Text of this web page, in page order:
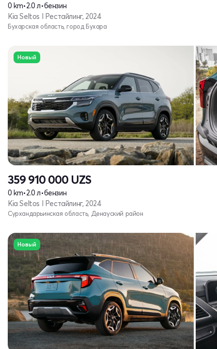
0 km•2.0 л•бензин
Kia Seltos I Рестайлинг, 2024
Бухарская область, город Бухара
Новый
359 910 000 UZS
0 km•2.0 л•бензин
Kia Seltos I Рестайлинг, 2024
Сурхандарьинская область, Денауский район
Новый